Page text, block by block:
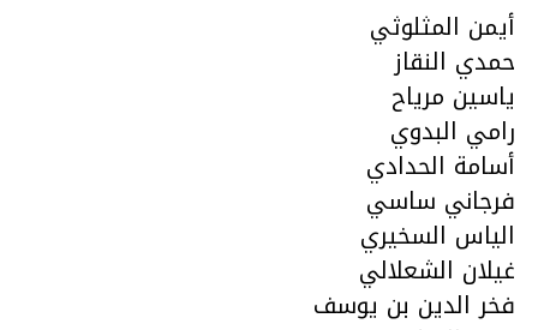
أيمن المثلوثي
حمدي النقاز
ياسين مرياح
رامي البدوي
أسامة الحدادي
فرجاني ساسي
الياس السخيري
غيلان الشعلالي
فخر الدين بن يوسف